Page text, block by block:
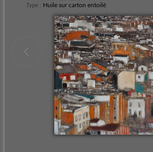
Type : Huile sur carton entoilé